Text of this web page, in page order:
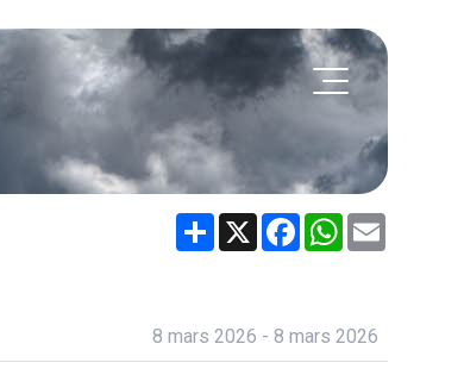
Share X FacebookWhatsApp
8 mars 2026 - 8 mars 2026